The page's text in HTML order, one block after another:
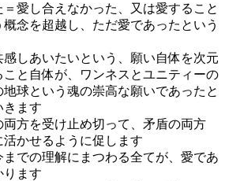
＝愛し合えなかった、又は愛すること
念を超越し、ただ愛であったという
感しあいたいという、願い自体を次元
こと自体が、ワンネスとユニティーの
球という魂の崇高な願いであったと
きます
両方を受け止め切って、矛盾の両方
かせるように促します
までの理解にまつわる全てが、愛であ
ります